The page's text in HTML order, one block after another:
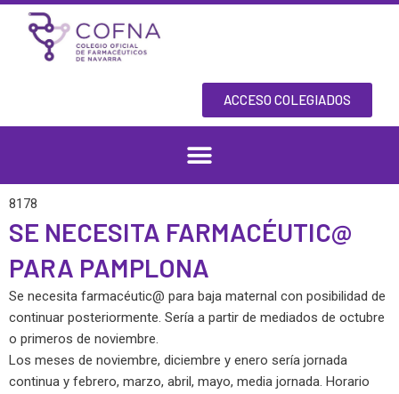
Skip
content
ACCESO COLEGIADOS
8178
SE NECESITA FARMACÉUTIC@
PARA PAMPLONA
Se necesita farmacéutic@ para baja maternal con posibilidad de
continuar posteriormente. Sería a partir de mediados de octubre
o primeros de noviembre.
Los meses de noviembre, diciembre y enero sería jornada
continua y febrero, marzo, abril, mayo, media jornada. Horario